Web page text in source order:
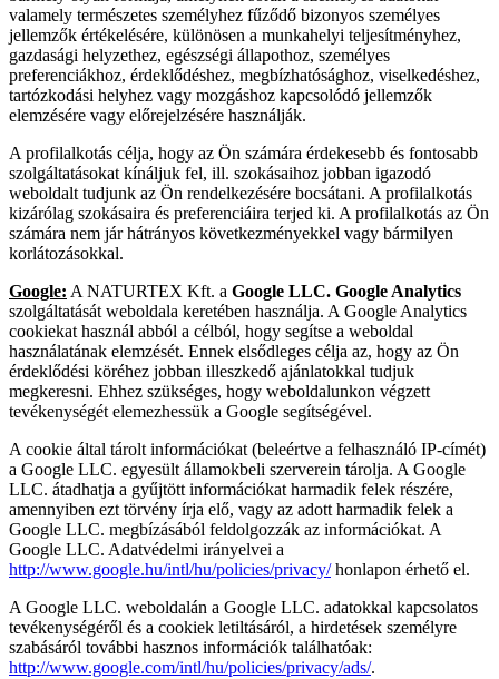
valamely természetes személyhez fűződő bizonyos személyes
jellemzők értékelésére, különösen a munkahelyi teljesítményhez,
gazdasági helyzethez, egészségi állapothoz, személyes
preferenciákhoz, érdeklődéshez, megbízhatósághoz, viselkedéshez,
tartózkodási helyhez vagy mozgáshoz kapcsolódó jellemzők
elemzésére vagy előrejelzésére használják.
A profilalkotás célja, hogy az Ön számára érdekesebb és fontosabb
szolgáltatásokat kínáljuk fel, ill. szokásaihoz jobban igazodó
weboldalt tudjunk az Ön rendelkezésére bocsátani. A profilalkotás
kizárólag szokásaira és preferenciáira terjed ki. A profilalkotás az Ön
számára nem jár hátrányos következményekkel vagy bármilyen
korlátozásokkal.
Google: A NATURTEX Kft. a Google LLC. Google Analytics
szolgáltatását weboldala keretében használja. A Google Analytics
cookiekat használ abból a célból, hogy segítse a weboldal
használatának elemzését. Ennek elsődleges célja az, hogy az Ön
érdeklődési köréhez jobban illeszkedő ajánlatokkal tudjuk
megkeresni. Ehhez szükséges, hogy weboldalunkon végzett
tevékenységét elemezhessük a Google segítségével.
A cookie által tárolt információkat (beleértve a felhasználó IP-címét)
a Google LLC. egyesült államokbeli szerverein tárolja. A Google
LLC. átadhatja a gyűjtött információkat harmadik felek részére,
amennyiben ezt törvény írja elő, vagy az adott harmadik felek a
Google LLC. megbízásából feldolgozzák az információkat. A
Google LLC. Adatvédelmi irányelvei a
http://www.google.hu/intl/hu/policies/privacy/honlapon érhető el.
A Google LLC. weboldalán a Google LLC. adatokkal kapcsolatos
tevékenységéről és a cookiek letiltásáról, a hirdetések személyre
szabásáról további hasznos információk találhatóak:
http://www.google.com/intl/hu/policies/privacy/ads/.